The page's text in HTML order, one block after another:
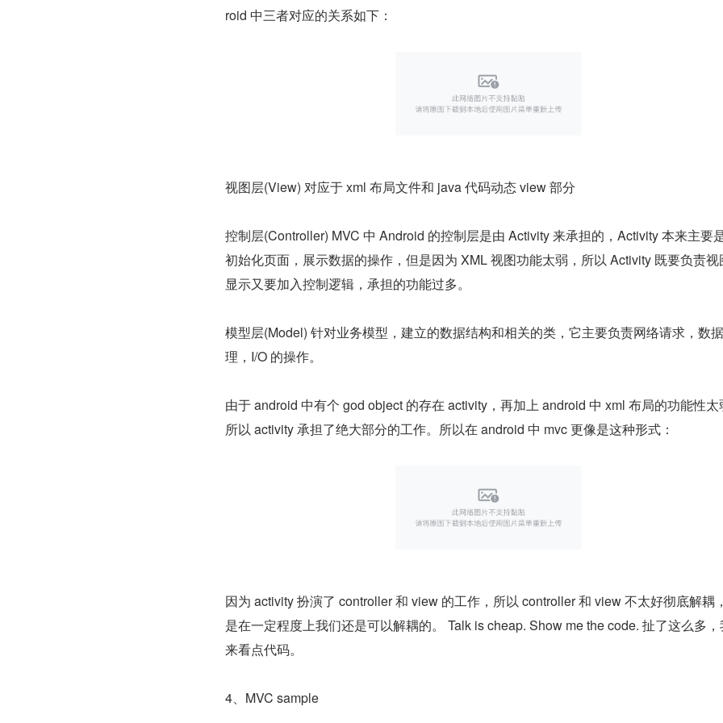
roid 中三者对应的关系如下：
视图层(View) 对应于 xml 布局文件和 java 代码动态 view 部分
控制层(Controller) MVC 中 Android 的控制层是由 Activity 来承担的，Activity 本来主要
初始化页面，展示数据的操作，但是因为 XML 视图功能太弱，所以 Activity 既要负责视
显示又要加入控制逻辑，承担的功能过多。
模型层(Model) 针对业务模型，建立的数据结构和相关的类，它主要负责网络请求，数
理，I/O 的操作。
由于 android 中有个 god object 的存在 activity，再加上 android 中 xml 布局的功能性太
所以 activity 承担了绝大部分的工作。所以在 android 中 mvc 更像是这种形式：
因为 activity 扮演了 controller 和 view 的工作，所以 controller 和 view 不太好彻底解耦
是在一定程度上我们还是可以解耦的。 Talk is cheap. Show me the code. 扯了这么多，
来看点代码。
4、MVC sample